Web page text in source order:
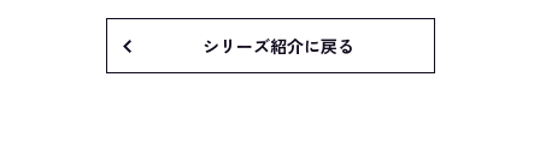
シリーズ紹介に戻る